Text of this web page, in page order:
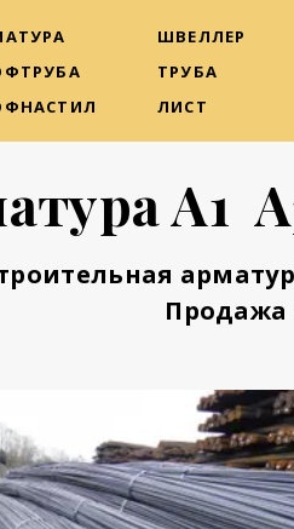
ШВЕЛЛЕР
ТРУБА
ЛИСТ
А1
Продажа